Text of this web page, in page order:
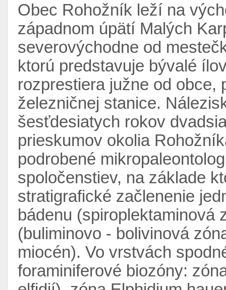
Obec Rohožník leží na
západnom úpätí Malých
severovýchodne od
ktorú predstavuje bývalé
rozprestiera južne od obce,
železničnej stanice.
šesťdesiatych rokov
prieskumov okolia
podrobené
spoločenstiev, na základe
stratigrafické začlenenie
bádenu (spiroplektaminová
(buliminovo - bolivinová
miocén). Vo vrstvách
foraminiferové biozóny: